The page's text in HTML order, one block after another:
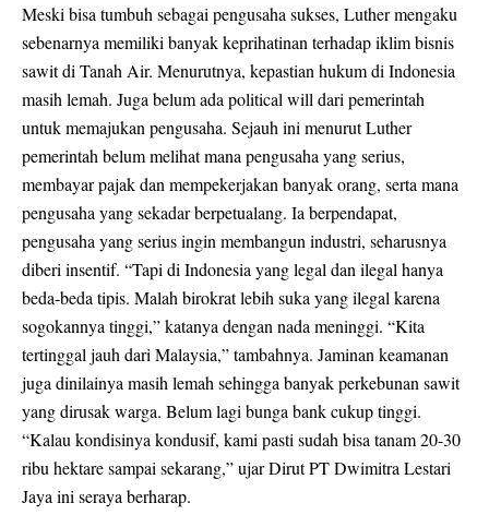
Meski bisa tumbuh sebagai pengusaha sukses, Luther mengaku
sebenarnya memiliki banyak keprihatinan terhadap iklim bisnis
sawit di Tanah Air. Menurutnya, kepastian hukum di Indonesia
masih lemah. Juga belum ada political will dari pemerintah
untuk memajukan pengusaha. Sejauh ini menurut Luther
pemerintah belum melihat mana pengusaha yang serius,
membayar pajak dan mempekerjakan banyak orang, serta mana
pengusaha yang sekadar berpetualang. Ia berpendapat,
pengusaha yang serius ingin membangun industri, seharusnya
diberi insentif. “Tapi di Indonesia yang legal dan ilegal hanya
beda-beda tipis. Malah birokrat lebih suka yang ilegal karena
sogokannya tinggi,” katanya dengan nada meninggi. “Kita
tertinggal jauh dari Malaysia,” tambahnya. Jaminan keamanan
juga dinilainya masih lemah sehingga banyak perkebunan sawit
yang dirusak warga. Belum lagi bunga bank cukup tinggi.
“Kalau kondisinya kondusif, kami pasti sudah bisa tanam 20-30
ribu hektare sampai sekarang,” ujar Dirut PT Dwimitra Lestari
Jaya ini seraya berharap.